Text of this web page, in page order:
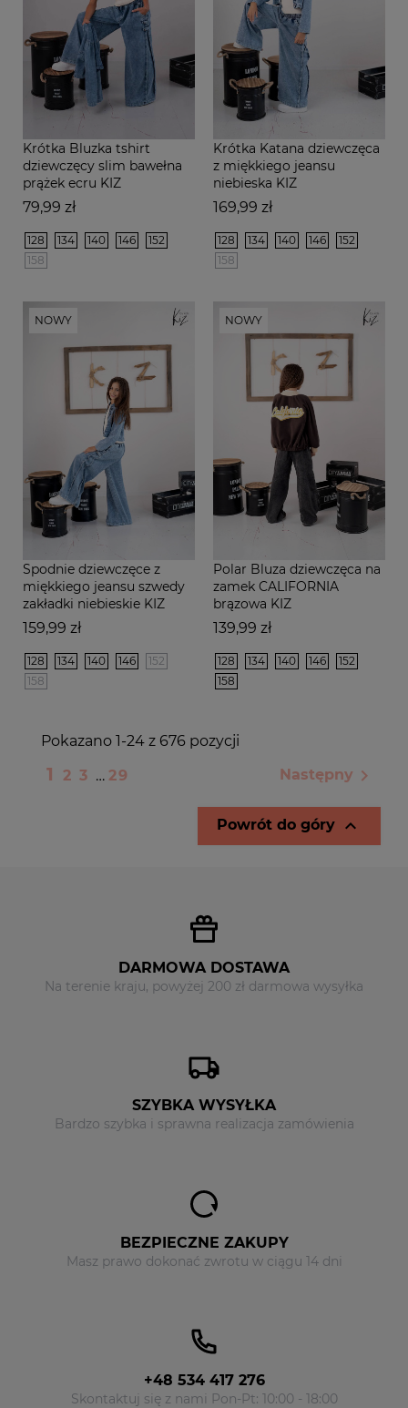
Krótka Bluzka tshirt
dziewczęcy slim bawełna
prążek ecru KIZ
Cena
79,99 zł
128 134 140 146
152
158
Krótka Katana dziewczęca
z miękkiego jeansu
niebieska KIZ
Cena
169,99 zł
128 134 140 146
152
158
Spodnie dziewczęce z
miękkiego jeansu szwedy
zakładki niebieskie KIZ
Cena
159,99 zł
NOWY
128 134 140 146
152
158
Polar Bluza dziewczęca na
zamek CALIFORNIA
brązowa KIZ
Cena
139,99 zł
NOWY
128 134 140 146
152
158
Pokazano 1-24 z 676 pozycji
1 2 3 … 29 Następny 
Powrót do góry 
DARMOWA DOSTAWA
Na terenie kraju, powyżej 200 zł darmowa wysyłka
SZYBKA WYSYŁKA
Bardzo szybka i sprawna realizacja zamówienia
BEZPIECZNE ZAKUPY
Masz prawo dokonać zwrotu w ciągu 14 dni
+48 534 417 276
Skontaktuj się z nami Pon-Pt: 10:00 - 18:00